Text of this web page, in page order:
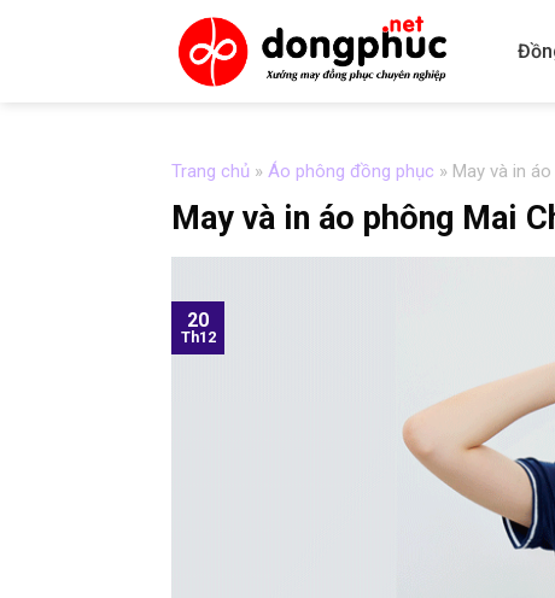
Trang chủ » Áo phông đồng phục » May và in
May và in áo phông Mai
20
Th12